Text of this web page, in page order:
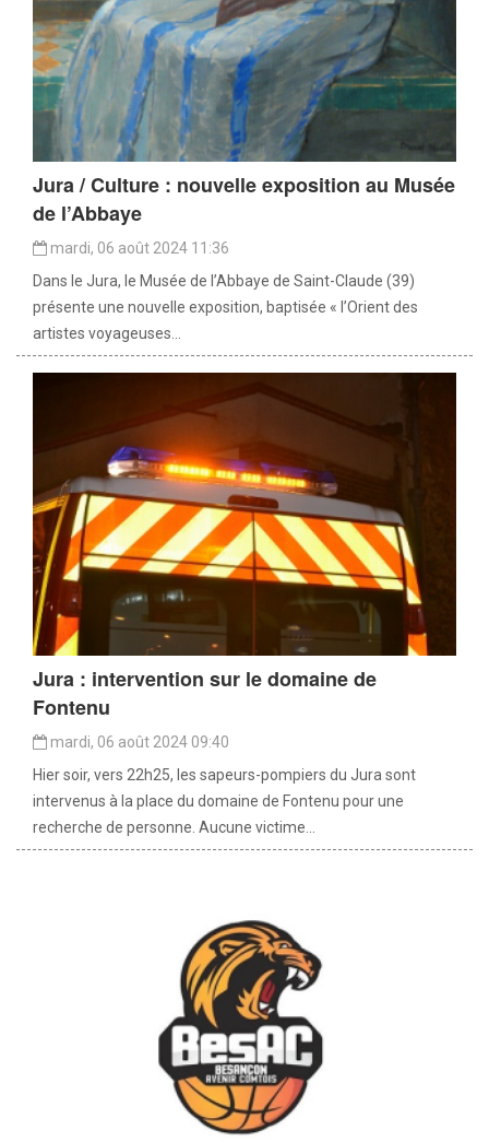
Jura / Culture : nouvelle exposition au Musée
de l’Abbaye
mardi, 06 août 2024 11:36
Dans le Jura, le Musée de l’Abbaye de Saint-Claude (39)
présente une nouvelle exposition, baptisée « l’Orient des
artistes voyageuses...
Jura : intervention sur le domaine de
Fontenu
mardi, 06 août 2024 09:40
Hier soir, vers 22h25, les sapeurs-pompiers du Jura sont
intervenus à la place du domaine de Fontenu pour une
recherche de personne. Aucune victime...